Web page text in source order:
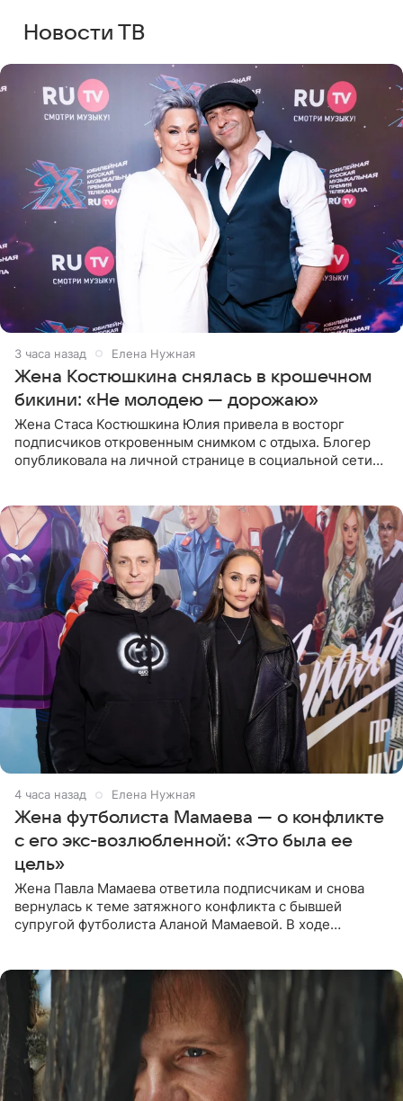
Новости ТВ
3 часа назад Елена Нужная
Жена Костюшкина снялась в крошечном
бикини: «Не молодею — дорожаю»
Жена Стаса Костюшкина Юлия привела в восторг
подписчиков откровенным снимком с отдыха. Блогер
опубликовала на личной странице в социальной сети
4 часа назад Елена Нужная
Жена футболиста Мамаева — о конфликте
с его экс-возлюбленной: «Это была ее
цель»
Жена Павла Мамаева ответила подписчикам и снова
вернулась к теме затяжного конфликта с бывшей
супругой футболиста Аланой Мамаевой. В ходе